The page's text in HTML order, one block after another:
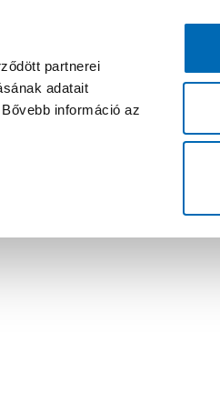
partnerei
adatait
információ az